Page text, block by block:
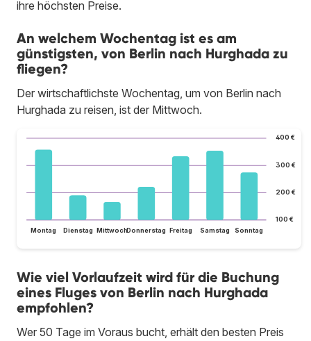
ihre höchsten Preise.
An welchem Wochentag ist es am
günstigsten, von Berlin nach Hurghada zu
fliegen?
Der wirtschaftlichste Wochentag, um von Berlin nach
Hurghada zu reisen, ist der Mittwoch.
100 €
200 €
300 €
400 €
Montag Dienstag MittwochDonnerstag Freitag Samstag Sonntag
Wie viel Vorlaufzeit wird für die Buchung
eines Fluges von Berlin nach Hurghada
empfohlen?
Wer 50 Tage im Voraus bucht, erhält den besten Preis